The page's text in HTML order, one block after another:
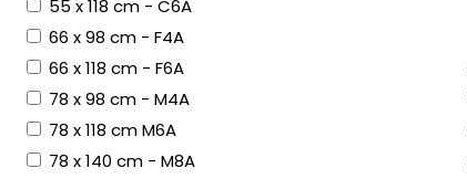
55 x 118 cm - C6A
66 x 98 cm - F4A
66 x 118 cm - F6A
78 x 98 cm - M4A
78 x 118 cm M6A
78 x 140 cm - M8A